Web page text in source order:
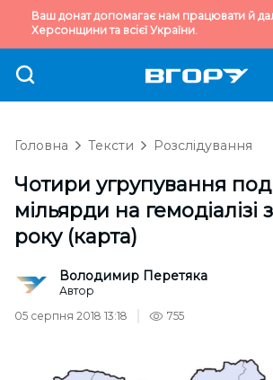
Ваш донат допомагає нам працювати й
Херсонщини та всієї України.
Головна Тексти Розслідування
Чотири угрупування
мільярди на гемодіалізі
року (карта)
Володимир Перетяка
Автор
05 серпня 2018 13:18
755